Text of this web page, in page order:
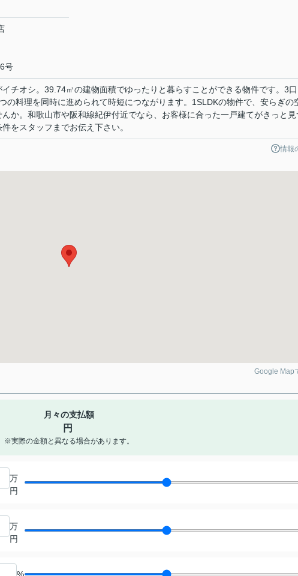
号
イチオシ。39.74㎡の建物面積でゆったりと暮らすことができる物件です。3
の料理を同時に進められて時短につながります。1SLDKの物件で、安らぎの
か。和歌山市や阪和線紀伊付近でなら、お客様に合った一戸建てがきっと見
をスタッフまでお伝え下さい。
情報
Google Map
月々の支払額
円
※実際の金額と異なる場合があります。
万
円
万
円